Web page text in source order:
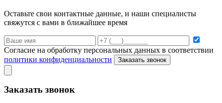
Оставьте свои контактные данные, и наши специалисты
свяжутся с вами в ближайшее время
Согласие на обработку персональных данных в соответствии
политики конфиденциальности
Заказать звонок
Заказать звонок